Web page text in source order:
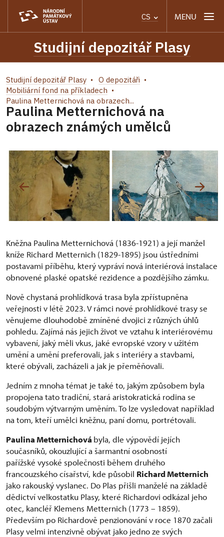
CS MENU
Studijní depozitář Plasy
Studijní depozitář Plasy
O depozitáři
Mobiliární fond na příkladech
Paulina Metternichová na obrazech...
Paulina Metternichová na
obrazech známých umělců
Kněžna Paulina Metternichová (1836-1921) a její manžel
kníže Richard Metternich (1829-1895) jsou ústředními
postavami příběhu, který vypráví nová interiérová instalace
obnovené plaské opatské rezidence a pozdějšího zámku.
Nově chystaná prohlídková trasa byla zpřístupněna
veřejnosti v létě 2023. V rámci nové prohlídkové trasy se
věnujeme dlouhodobě zmíněné dvojici z různých úhlů
pohledu. Zajímá nás jejich život ve vztahu k interiérovému
vybavení, jaký měli vkus, jaké evropské vzory v užitém
umění a umění preferovali, jak s interiéry a stavbami,
které obývali, zacházeli a jak je přeměňovali.
Jedním z mnoha témat je také to, jakým způsobem byla
propojena tato tradiční, stará aristokratická rodina se
soudobým výtvarným uměním. To lze vysledovat například
na tom, kteří umělci kněžnu, paní domu, portrétovali.
Paulina Metternichová byla, dle výpovědí jejích
současníků, okouzlující a šarmantní osobností
pařížské vysoké společnosti během druhého
francouzského císařství, kde působil Richard Metternich
jako rakouský vyslanec. Do Plas přišli manželé na základě
dědictví velkostatku Plasy, které Richardovi odkázal jeho
otec, kancléř Klemens Metternich (1773 – 1859).
Především po Richardově penzionování v roce 1870 začali
Plasy velmi intenzivně obývat jako jedno ze svých